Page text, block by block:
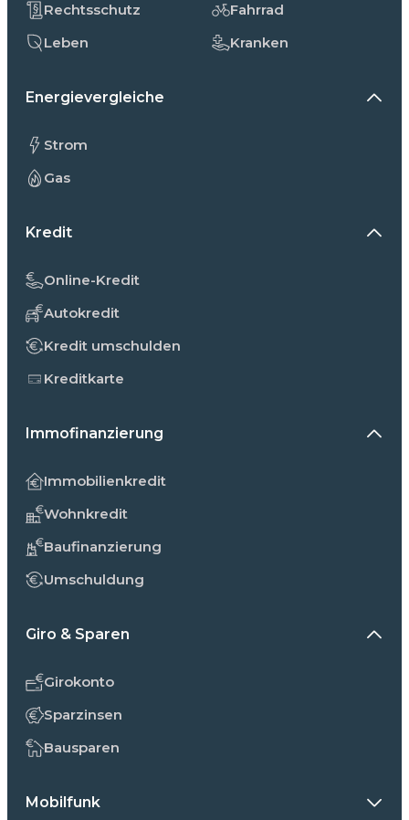
Rechtsschutz
Leben
Fahrrad
Kranken
Energievergleiche
Strom
Gas
Kredit
Online-Kredit
Autokredit
Kredit umschulden
Kreditkarte
Immofinanzierung
Immobilienkredit
Wohnkredit
Baufinanzierung
Umschuldung
Giro & Sparen
Girokonto
Sparzinsen
Bausparen
Mobilfunk